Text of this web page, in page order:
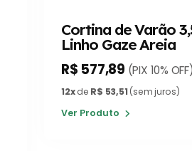
Cortina de Varão
Linho Gaze Areia
R$ 577,89 (PIX 10% OFF)
12xde R$ 53,51 (sem juros)
Ver Produto